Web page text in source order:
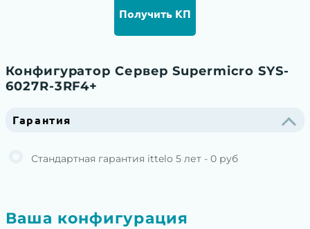
Получить КП
Конфигуратор Сервер Supermicro SYS-
6027R-3RF4+
Гарантия
Стандартная гарантия ittelo 5 лет - 0 руб
Ваша конфигурация